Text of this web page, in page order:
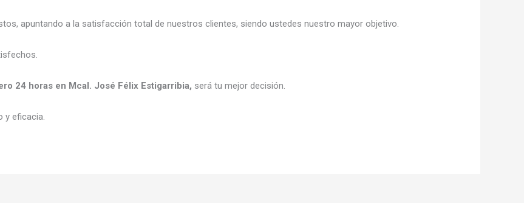
apuntando a la satisfacción total de nuestros clientes, siendo ustedes nuestro mayor objetivo.
24 horas en Mcal. José Félix Estigarribia, será tu mejor decisión.
eficacia.